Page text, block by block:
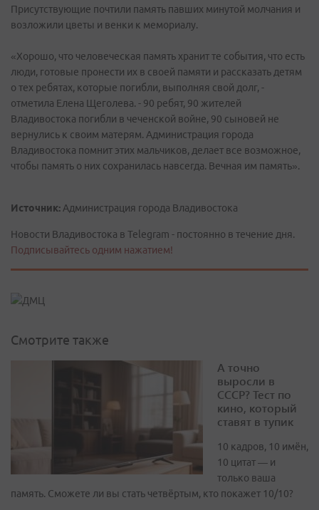
Присутствующие почтили память павших минутой молчания и
возложили цветы и венки к мемориалу.
«Хорошо, что человеческая память хранит те события, что есть
люди, готовые пронести их в своей памяти и рассказать детям
о тех ребятах, которые погибли, выполняя свой долг, -
отметила Елена Щеголева. - 90 ребят, 90 жителей
Владивостока погибли в чеченской войне, 90 сыновей не
вернулись к своим матерям. Администрация города
Владивостока помнит этих мальчиков, делает все возможное,
чтобы память о них сохранилась навсегда. Вечная им память».
Источник: Администрация города Владивостока
Новости Владивостока в Telegram - постоянно в течение дня.
Подписывайтесь одним нажатием!
Смотрите также
А точно
выросли в
СССР? Тест по
кино, который
ставят в тупик
10 кадров, 10 имён,
10 цитат — и
только ваша
память. Сможете ли вы стать четвёртым, кто покажет 10/10?